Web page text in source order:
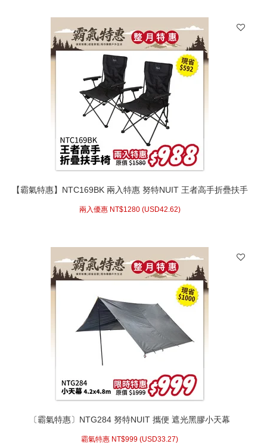
【霸氣特惠】NTC169BK 兩入特惠 努特NUIT 王者高手折疊扶手
兩入優惠 NT$1280 (USD42.62)
〔霸氣特惠〕NTG284 努特NUIT 攜便 遮光黑膠小天幕
霸氣特惠 NT$999 (USD33.27)